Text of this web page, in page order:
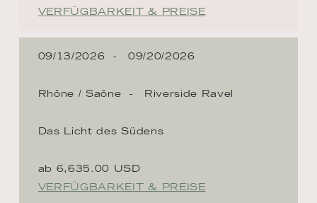
VERFÜGBARKEIT & PREISE
09/13/2026 09/20/2026
Rhône / Saône Riverside Ravel
Das Licht des Südens
ab 6,635.00 USD
VERFÜGBARKEIT & PREISE